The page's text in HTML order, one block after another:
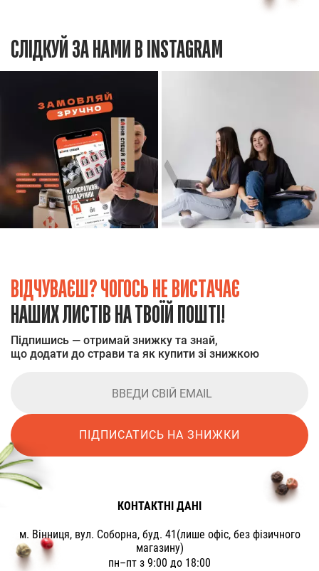
СЛІДКУЙ ЗА НАМИ В INSTAGRAM
ВІДЧУВАЄШ? ЧОГОСЬ НЕ ВИСТАЧАЄ
НАШИХ ЛИСТІВ НА ТВОЇЙ ПОШТІ!
Підпишись — отримай знижку та знай,
що додати до страви та як купити зі знижкою
ПІДПИСАТИСЬ НА ЗНИЖКИ
КОНТАКТНІ ДАНІ
м. Вінниця, вул. Соборна, буд. 41(лише офіс, без фізичного
магазину)
пн–пт з 9:00 до 18:00